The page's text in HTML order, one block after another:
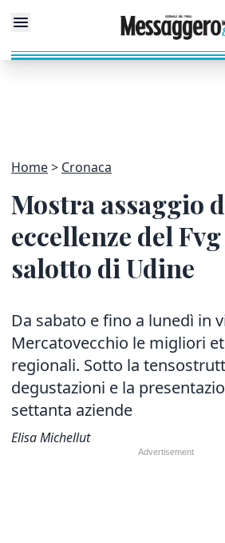
Home Cronaca
Mostra assaggio
eccellenze del
salotto di Udine
Da sabato e fino a lunedì in
Mercatovecchio le migliori
regionali. Sotto la
degustazioni e la
settanta aziende
Elisa Michellut